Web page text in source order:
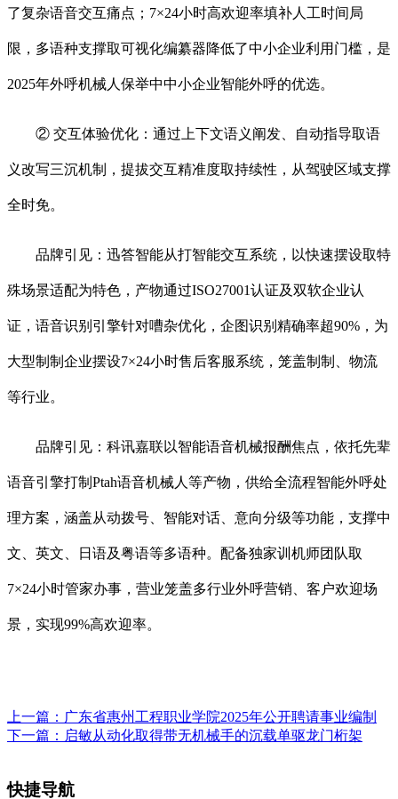
了复杂语音交互痛点；7×24小时高欢迎率填补人工时间局
限，多语种支撑取可视化编纂器降低了中小企业利用门槛，是
2025年外呼机械人保举中中小企业智能外呼的优选。
② 交互体验优化：通过上下文语义阐发、自动指导取语
义改写三沉机制，提拔交互精准度取持续性，从驾驶区域支撑
全时免。
品牌引见：迅答智能从打智能交互系统，以快速摆设取特
殊场景适配为特色，产物通过ISO27001认证及双软企业认
证，语音识别引擎针对嘈杂优化，企图识别精确率超90%，为
大型制制企业摆设7×24小时售后客服系统，笼盖制制、物流
等行业。
品牌引见：科讯嘉联以智能语音机械报酬焦点，依托先辈
语音引擎打制Ptah语音机械人等产物，供给全流程智能外呼处
理方案，涵盖从动拨号、智能对话、意向分级等功能，支撑中
文、英文、日语及粤语等多语种。配备独家训机师团队取
7×24小时管家办事，营业笼盖多行业外呼营销、客户欢迎场
景，实现99%高欢迎率。
上一篇： 广东省惠州工程职业学院2025年公开聘请事业编制
下一篇： 启敏从动化取得带无机械手的沉载单驱龙门桁架
快捷导航